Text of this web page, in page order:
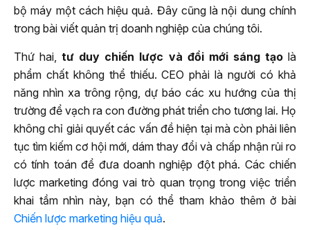
bộ máy một cách hiệu quả. Đây cũng là nội dung chính
trong bài viết quản trị doanh nghiệp của chúng tôi.
Thứ hai,tư duy chiến lược và đổi mới sáng tạolà
phẩm chất không thể thiếu. CEO phải là người có khả
năng nhìn xa trông rộng, dự báo các xu hướng của thị
trường để vạch ra con đường phát triển cho tương lai. Họ
không chỉ giải quyết các vấn đề hiện tại mà còn phải liên
tục tìm kiếm cơ hội mới, dám thay đổi và chấp nhận rủi ro
có tính toán để đưa doanh nghiệp đột phá. Các chiến
lược marketing đóng vai trò quan trọng trong việc triển
khai tầm nhìn này, bạn có thể tham khảo thêm ở bài
Chiến lược marketing hiệu quả.